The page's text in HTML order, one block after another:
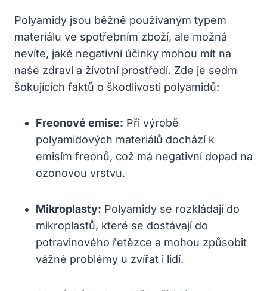
Polyamidy jsou běžně používaným typem
materiálu ve spotřebním zboží, ale možná
nevíte, jaké negativní účinky mohou mít na
naše zdraví a životní prostředí. Zde je sedm
šokujících faktů o škodlivosti polyamidů:
Freonové emise: Při výrobě
polyamidových materiálů dochází k
emisím freonů, což má negativní dopad na
ozonovou vrstvu.
Mikroplasty: Polyamidy se rozkládají do
mikroplastů, které se dostávají do
potravinového řetězce a mohou způsobit
vážné problémy u zvířat i lidí.